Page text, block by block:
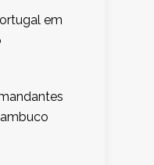
em